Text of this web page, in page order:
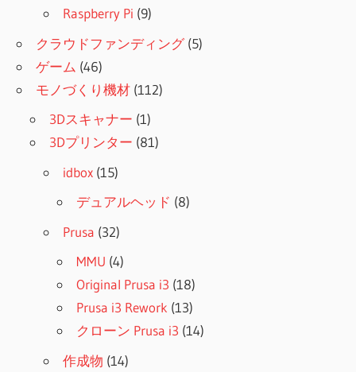
Raspberry Pi (9)
クラウドファンディング(5)
ゲーム (46)
モノづくり機材 (112)
3Dスキャナー (1)
3Dプリンター (81)
idbox (15)
デュアルヘッド (8)
Prusa (32)
MMU (4)
Original Prusa i3 (18)
Prusa i3 Rework (13)
クローン Prusa i3 (14)
作成物 (14)